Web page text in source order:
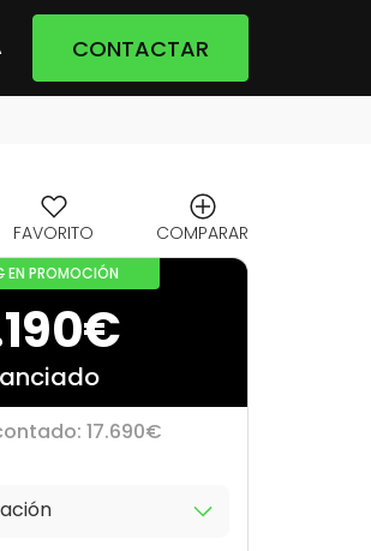
CONTACTAR
FAVORITO COMPARAR
EN PROMOCIÓN
17.690€